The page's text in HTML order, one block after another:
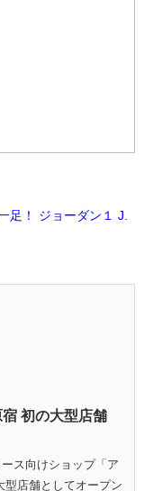
足！ ジョーダン１ J.
初の大型店舗
ス向けショップ「ア
型店舗としてオープン